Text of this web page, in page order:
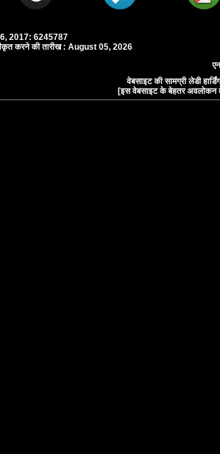
2017: 6245787
करने की तारीख : August 05, 2026
वेबसाइट की सामग्री लेडी
[इस वेबसाइट के बेहतर अवलोकन